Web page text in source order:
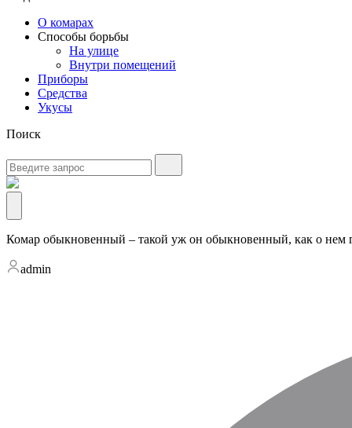
О комарах
Способы борьбы
На улице
Внутри помещений
Приборы
Средства
Укусы
Поиск
Комар обыкновенный – такой уж он обыкновенный, как о нем
admin